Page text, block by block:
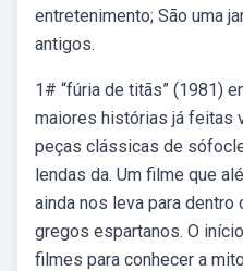
entretenimento; São uma
antigos.
1# “fúria de titãs” (1981)
maiores histórias já feitas
peças clássicas de
lendas da. Um filme que
ainda nos leva para
gregos espartanos. O
filmes para conhecer a